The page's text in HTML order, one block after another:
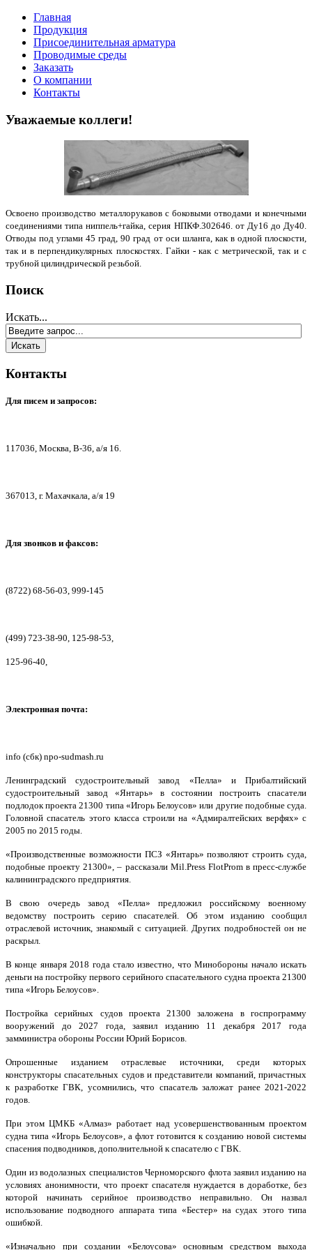
Главная
Продукция
Присоединительная арматура
Проводимые среды
Заказать
О компании
Контакты
Уважаемые коллеги!
Освоено производство металлорукавов с боковыми отводами и конечными
соединениями типа ниппель+гайка, серия НПКФ.302646. от Ду16 до Ду40.
Отводы под углами 45 град, 90 град от оси шланга, как в одной плоскости,
так и в перпендикулярных плоскостях. Гайки - как с метрической, так и с
трубной цилиндрической резьбой.
Поиск
Искать...
Контакты
Для писем и запросов:
117036, Москва, В-36, а/я 16.
367013, г. Махачкала, а/я 19
Для звонков и факсов:
(8722) 68-56-03, 999-145
(499) 723-38-90, 125-98-53,
125-96-40,
Электронная почта:
info (сбк) npo-sudmash.ru
Ленинградский судостроительный завод «Пелла» и Прибалтийский
судостроительный завод «Янтарь» в состоянии построить спасатели
подлодок проекта 21300 типа «Игорь Белоусов» или другие подобные суда.
Головной спасатель этого класса строили на «Адмиралтейских верфях» с
2005 по 2015 годы.
«Производственные возможности ПСЗ «Янтарь» позволяют строить суда,
подобные проекту 21300», – рассказали Mil.Press FlotProm в пресс-службе
калининградского предприятия.
В свою очередь завод «Пелла» предложил российскому военному
ведомству построить серию спасателей. Об этом изданию сообщил
отраслевой источник, знакомый с ситуацией. Других подробностей он не
раскрыл.
В конце января 2018 года стало известно, что Минобороны начало искать
деньги на постройку первого серийного спасательного судна проекта 21300
типа «Игорь Белоусов».
Постройка серийных судов проекта 21300 заложена в госпрограмму
вооружений до 2027 года, заявил изданию 11 декабря 2017 года
замминистра обороны России Юрий Борисов.
Опрошенные изданием отраслевые источники, среди которых
конструкторы спасательных судов и представители компаний, причастных
к разработке ГВК, усомнились, что спасатель заложат ранее 2021-2022
годов.
При этом ЦМКБ «Алмаз» работает над усовершенствованным проектом
судна типа «Игорь Белоусов», а флот готовится к созданию новой системы
спасения подводников, дополнительной к спасателю с ГВК.
Один из водолазных специалистов Черноморского флота заявил изданию на
условиях анонимности, что проект спасателя нуждается в доработке, без
которой начинать серийное производство неправильно. Он назвал
использование подводного аппарата типа «Бестер» на судах этого типа
ошибкой.
«Изначально при создании «Белоусова» основным средством выхода